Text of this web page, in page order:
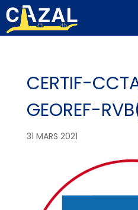
CERTIF-
GEOREF-
31 MARS 2021